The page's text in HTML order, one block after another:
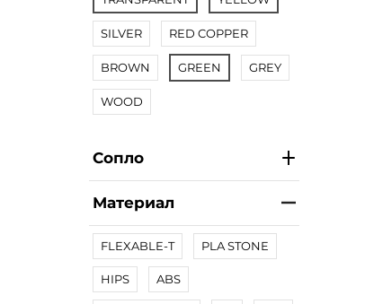
SILVER RED COPPER
BROWN GREEN GREY
WOOD
Сопло
Материал
FLEXABLE-T PLA STONE
HIPS ABS